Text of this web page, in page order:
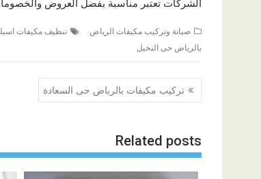
الشركات تعتبر مناسبة بفضل العروض
صيانة وتركيب مكيفات الرياض تنظيف مكيفات
بالرياض حى النخيل
تصفّح
المقالات
تركيب مكيفات بالرياض حى السعادة
Related posts